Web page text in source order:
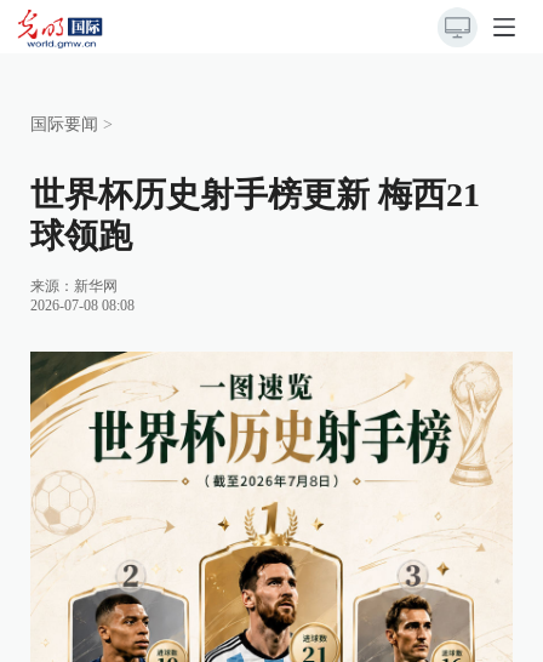
国际要闻 >
世界杯历史射手榜更新 梅西21
球领跑
来源： 新华网
2026-07-08 08:08